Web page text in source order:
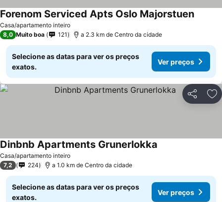
Casa/apartamento inteiro
Forenom Serviced Apts Oslo Majorstuen
8,0 Muito boa 121 a 2.3 km de Centro da cidade
Selecione as datas para ver os preços
exatos.
Ver preços
Partilhar
Casa/apartamento inteiro
Dinbnb Apartments Grunerlokka
7,2 224 a 1.0 km de Centro da cidade
Selecione as datas para ver os preços
exatos.
Ver preços